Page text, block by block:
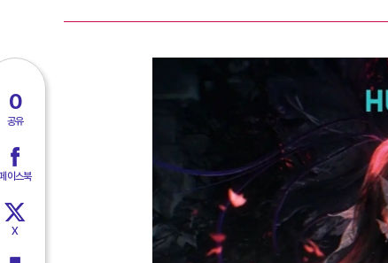
0
공유
이스북
X